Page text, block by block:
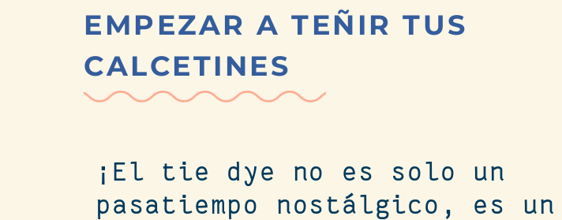
EMPEZAR A TEÑIR TUS
CALCETINES
¡El tie dye no es solo un
pasatiempo nostálgico, es un